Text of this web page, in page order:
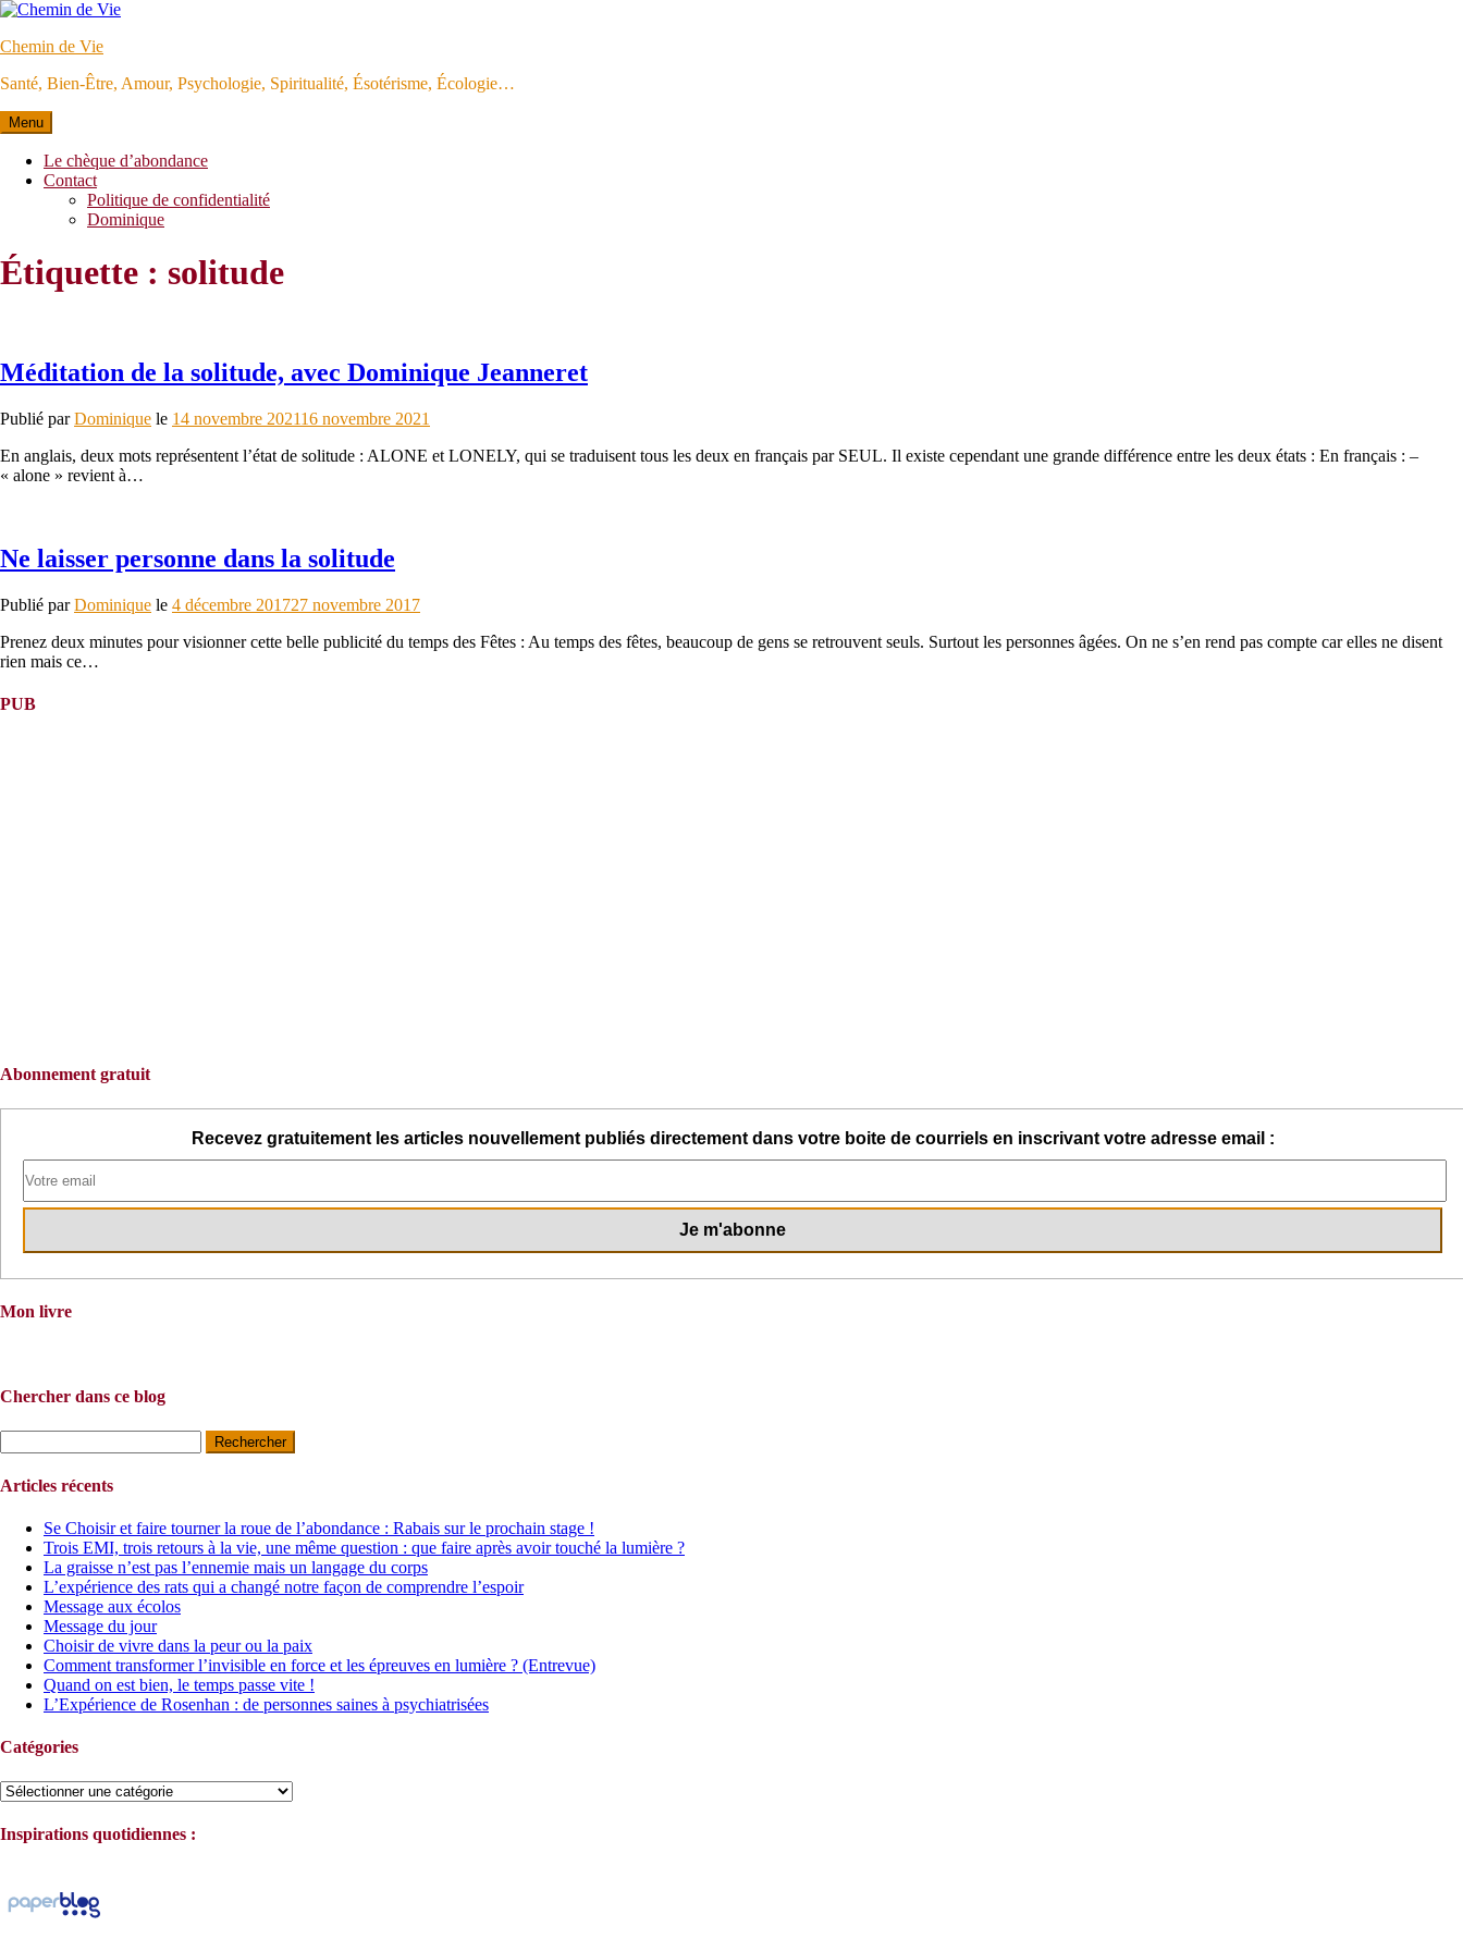
Aller
contenu
Chemin de Vie
Santé, Bien-Être, Amour, Psychologie, Spiritualité, Ésotérisme, Écologie…
Menu
Le chèque d’abondance
Contact
Politique de confidentialité
Dominique
Étiquette : solitude
Méditation de la solitude, avec Dominique Jeanneret
Publié parDominique le 14 novembre 202116 novembre 2021
En anglais, deux mots représentent l’état de solitude : ALONE et LONELY, qui se traduisent tous les deux en français par SEUL. Il existe cependant une grande différence entre les deux états : En français : –
« alone » revient à…
Ne laisser personne dans la solitude
Publié parDominique le 4 décembre 201727 novembre 2017
Prenez deux minutes pour visionner cette belle publicité du temps des Fêtes : Au temps des fêtes, beaucoup de gens se retrouvent seuls. Surtout les personnes âgées. On ne s’en rend pas compte car elles ne disent
rien mais ce…
PUB
Abonnement gratuit
Recevez gratuitement les articles nouvellement publiés directement dans votre boite de courriels en inscrivant votre adresse email :
Mon livre
Chercher dans ce blog
Articles récents
Se Choisir et faire tourner la roue de l’abondance : Rabais sur le prochain stage !
Trois EMI, trois retours à la vie, une même question : que faire après avoir touché la lumière ?
La graisse n’est pas l’ennemie mais un langage du corps
L’expérience des rats qui a changé notre façon de comprendre l’espoir
Message aux écolos
Message du jour
Choisir de vivre dans la peur ou la paix
Comment transformer l’invisible en force et les épreuves en lumière ? (Entrevue)
Quand on est bien, le temps passe vite !
L’Expérience de Rosenhan : de personnes saines à psychiatrisées
Catégories
Catégories
Inspirations quotidiennes :